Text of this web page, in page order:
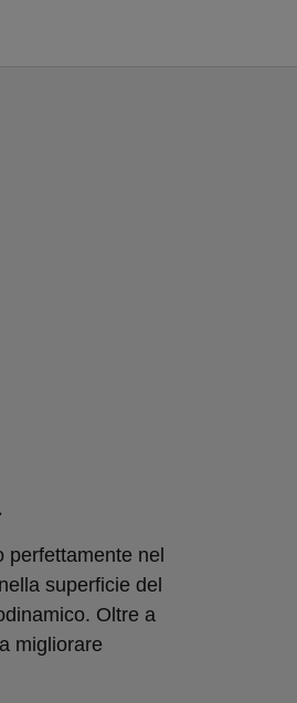
perfettamente nel
superficie del
Oltre a
migliorare